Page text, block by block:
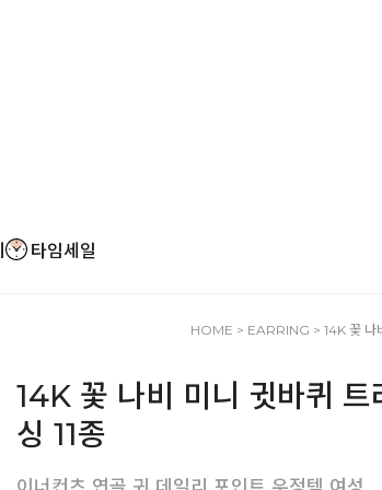
타임세일
HOME > EARRING > 14K 꽃 나
14K 꽃 나비 미니 귓바퀴 트
싱 11종